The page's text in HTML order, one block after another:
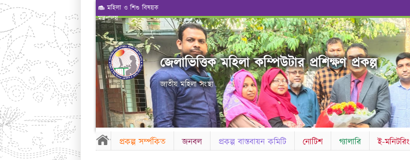
মহিলা ও শিশু বিষয়ক
মন্ত্রণালয়
জেলাভিত্তিক মহিলা কম্পিউটার প্রশিক্ষণ প্রকল্প
জাতীয় মহিলা সংস্থা
প্রকল্প সর্ম্পকিত জনবল প্রকল্প বাস্তবায়ন কমিটি নোটিশ গ্যালারি ই-মনিটরিং